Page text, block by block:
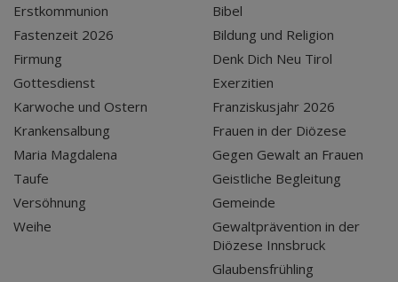
Erstkommunion
Fastenzeit 2026
Firmung
Gottesdienst
Karwoche und Ostern
Krankensalbung
Maria Magdalena
Taufe
Versöhnung
Weihe
Bibel
Bildung und Religion
Denk Dich Neu Tirol
Exerzitien
Franziskusjahr 2026
Frauen in der Diözese
Gegen Gewalt an Frauen
Geistliche Begleitung
Gemeinde
Gewaltprävention in der
Diözese Innsbruck
Glaubensfrühling